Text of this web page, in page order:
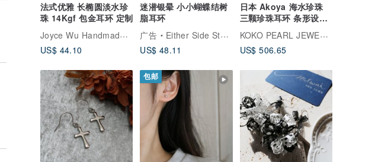
法式优雅 长椭圆淡水珍
珠 14Kgf 包金耳环 定制
Joyce Wu Handmade Jewelry
US$ 44.10
迷潜银晕 小小蝴蝶结树
脂耳环
广告
Either Side Store
US$ 48.11
日本 Akoya 海水珍珠
三颗珍珠耳环 条形设计
7mm 圆形白色 18k 黄
金
KOKO PEARL JEWELRY
US$ 506.65
包邮